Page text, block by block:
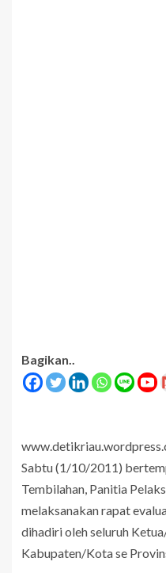
Bagikan..
Sabtu (1/10/2011)
Tembilahan, Panitia
melaksanakan rapat
dihadiri oleh seluruh
Kabupaten/Kota se